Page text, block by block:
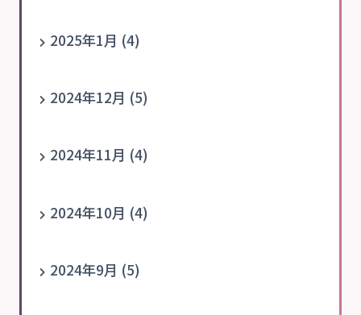
2025年1月 (4)
2024年12月 (5)
2024年11月 (4)
2024年10月 (4)
2024年9月 (5)